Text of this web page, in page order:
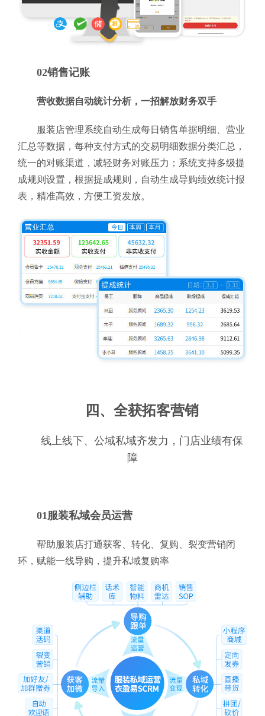
02销售记账
营收数据自动统计分析，一招解放财务双手
服装店管理系统自动生成每日销售单据明细、营业
汇总等数据，每种支付方式的交易明细数据分类汇总，
统一的对账渠道，减轻财务对账压力；系统支持多级提
成规则设置，根据提成规则，自动生成导购绩效统计报
表，精准高效，方便工资发放。
四、全获拓客营销
线上线下、公域私域齐发力，门店业绩有保
障
01服装私域会员运营
帮助服装店打通获客、转化、复购、裂变营销闭
环，赋能一线导购，提升私域复购率